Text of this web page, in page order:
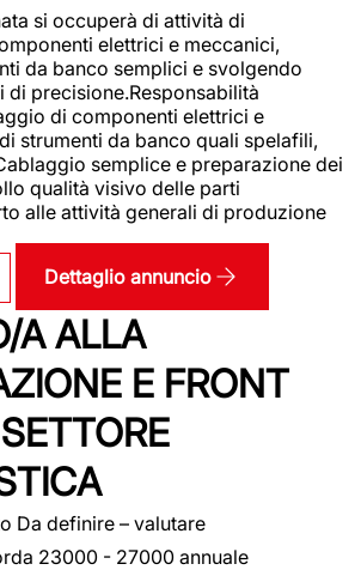
si occuperà di attività di
elettrici e meccanici,
da banco semplici e svolgendo
di precisione.Responsabilità
di componenti elettrici e
strumenti da banco quali spelafili,
semplice e preparazione dei
qualità visivo delle parti
alle attività generali di produzione
Dettaglio annuncio
A ALLA
E FRONT
Da definire – valutare
23000 - 27000 annuale